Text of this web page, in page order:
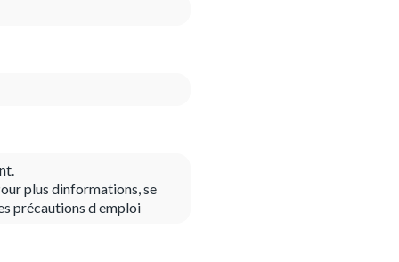
plus dinformations, se
précautions d emploi